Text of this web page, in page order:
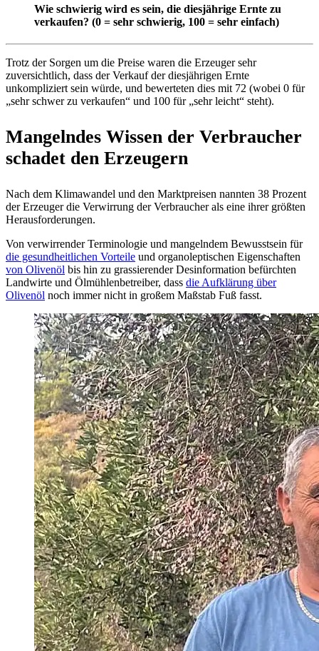
Wie schwierig wird es sein, die diesjährige Ernte zu
verkaufen? (0 = sehr schwierig, 100 = sehr einfach)
Trotz der Sorgen um die Preise waren die Erzeuger sehr
zuversichtlich, dass der Verkauf der diesjährigen Ernte
unkompliziert sein würde, und bewerteten dies mit 72 (wobei 0 für
„sehr schwer zu verkaufen“ und 100 für „sehr leicht“ steht).
Mangelndes Wissen der Verbraucher
schadet den Erzeugern
Nach dem Klimawandel und den Marktpreisen nannten 38 Prozent
der Erzeuger die Verwirrung der Verbraucher als eine ihrer größten
Herausforderungen.
Von verwirrender Terminologie und mangelndem Bewusstsein für
die gesundheitlichen Vorteile und organoleptischen Eigenschaften
von Olivenöl bis hin zu grassierender Desinformation befürchten
Landwirte und Ölmühlenbetreiber, dass die Aufklärung über
Olivenöl noch immer nicht in großem Maßstab Fuß fasst.